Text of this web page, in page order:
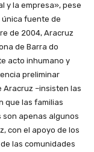
y la empresa», pese
única fuente de
de 2004, Aracruz
de Barra do
acto inhumano y
preliminar
Aracruz –insisten las
que las familias
apenas algunos
con el apoyo de los
las comunidades